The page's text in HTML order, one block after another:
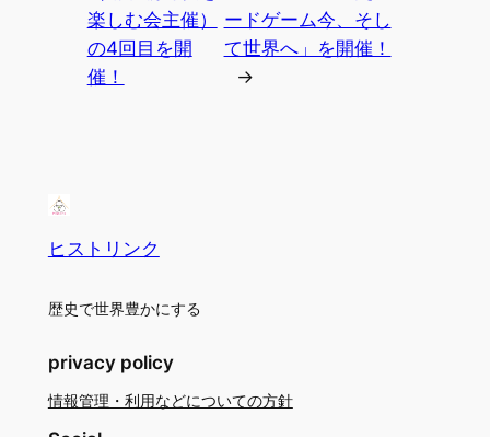
楽しむ会主催）
の4回目を開
催！
ードゲーム今、そし
て世界へ」を開催！
→
ヒストリンク
歴史で世界豊かにする
privacy policy
情報管理・利用などについての方針